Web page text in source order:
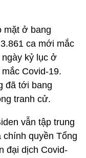
mặt ở bang
ca mới mắc
kỷ lục ở
Covid-19.
đã tới bang
tranh cử.
vẫn tập trung
quyền Tổng
đại dịch Covid-